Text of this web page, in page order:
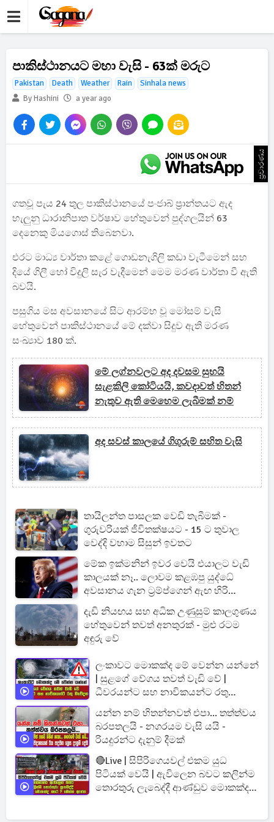
පාකිස්ථානයට මහා වැසි - 63ක් මරුට
Pakistan Death Weather Rain
Sinhala news
By Hashini
a year ago
ප්‍රචාරණය
ගතවූ පැය 24 තුල පාකිස්ථානයේ පංජාබ් ප්‍රාන්තයට ඇද
හැලුනු ධාරානිපාත වර්ෂාව හේතුවෙන් පුද්ගලයින් 63
දෙනෙකු මියගොස් තිබෙනවා.
එරට මාධ්‍ය වාර්තා කළේ ගොඩනැගිලි කඩා වැටීමෙන් සහ
දියේ ගිලී හෝ විදුලි සැර වැදීමෙන් මෙම මරණ වාර්තා වී ඇති
බවයි.
පසුගිය මස අවසානයේ සිට ආරම්භ වූ මෝසම් වැසි
හේතුවෙන් පාකිස්ථානයේ මේ දක්වා සිදුව ඇති මරණ
සංඛ්‍යාව 180 ක්.
මේ ලග්නවලට අද දවසම සුභයි
සැළකිලි කෝටියයි, කවදාවත් හිතන්
නැතුව ඇති මෙහෙම ලැබීමක් නම්
අද සවස් කාලයේ ගිගුරුම් සහිත වැසි
තායිලන්ත පාසලක වෙඩි තැබීමක් -
ගුරුවරියක් ජීවිතක්ෂයට - 15 ට තුවාල
වෙද්දි වහාම සිසුන් ඉවතට
මේක ඉක්මනින් ඉවර වෙයි එයාලට වැඩි
කාලයක් නෑ.. ලොවම කළඹපු යුද්ධේ
අවසානය ගැන ට්‍රම්ප්ගෙන් ඇඟ හිරි
වැටෙන ප්‍රකාශයක්
දැඩි නියඟය සහ අධික උණුසුම් කාලගුණය
හේතුවෙන් තවත් අනතුරක් - මුළු රටම
අඳුරු වේ
ලංකාවට මොකක්ද මේ වෙන්න යන්නේ
| සුළගේ වේගය තවත් වැඩි වේ |
ධීවරයන්ට සහ නාවිකයන්ට රතු
නිවේදන
යන්න නම් හිතන්නවත් එපා... තත්ත්වය
බරපතලයි - නගරයම වැසි යයි -
රියදුරන්ට දැනුම් දීමක්
🔴Live | සිපිරිගෙයවල් එකම යුධ
පිටියක් වෙයි | ඇවිලෙන බවට කලින්ම
තොරතුරු ලැබෙද්දී ආණ්ඩුව මොකක්ද